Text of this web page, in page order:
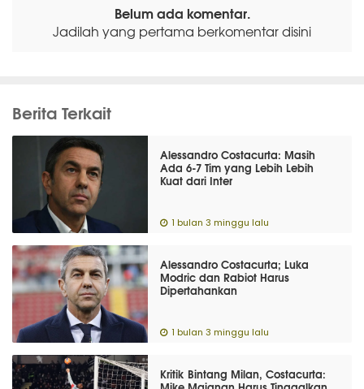
Belum ada komentar.
Jadilah yang pertama berkomentar disini
Berita Terkait
Alessandro Costacurta: Masih
Ada 6-7 Tim yang Lebih Lebih
Kuat dari Inter
1 bulan 3 minggu lalu
Alessandro Costacurta; Luka
Modric dan Rabiot Harus
Dipertahankan
1 bulan 3 minggu lalu
Kritik Bintang Milan, Costacurta: